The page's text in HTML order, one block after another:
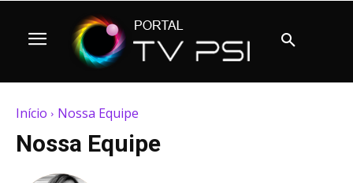
Início Nossa Equipe
Nossa Equipe